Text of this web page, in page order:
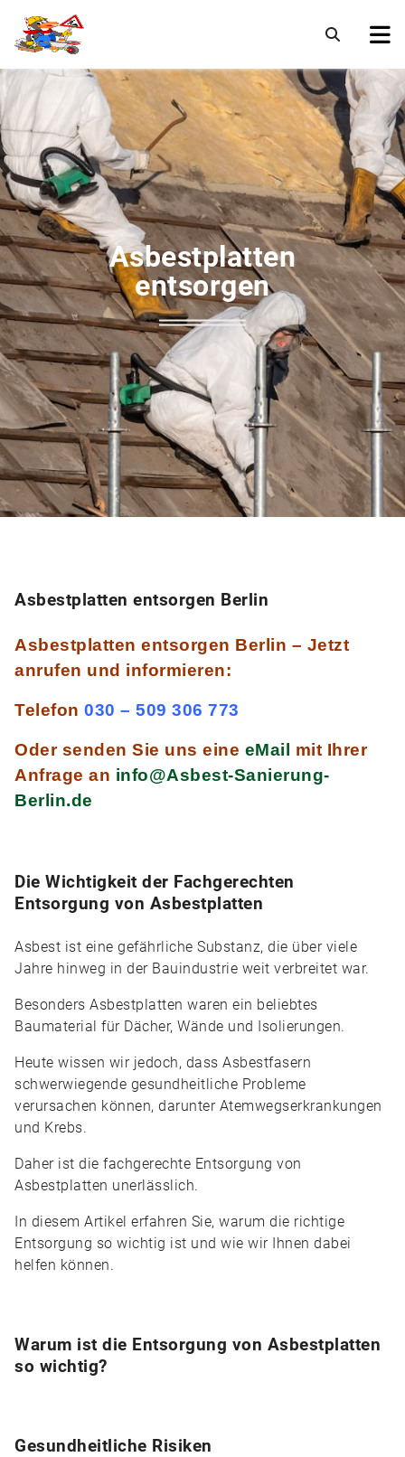
Asbestplatten
entsorgen
Asbestplatten entsorgen Berlin
Asbestplatten entsorgen Berlin – Jetzt
anrufen und informieren:
Telefon 030 – 509 306 773
Oder senden Sie uns eine eMail
mit Ihrer
Anfrage an info@Asbest-Sanierung-
Berlin.de
Die Wichtigkeit der Fachgerechten
Entsorgung von Asbestplatten
Asbest ist eine gefährliche Substanz, die über viele
Jahre hinweg in der Bauindustrie weit verbreitet war.
Besonders Asbestplatten waren ein beliebtes
Baumaterial für Dächer, Wände und Isolierungen.
Heute wissen wir jedoch, dass Asbestfasern
schwerwiegende gesundheitliche Probleme
verursachen können, darunter Atemwegserkrankungen
und Krebs.
Daher ist die fachgerechte Entsorgung von
Asbestplatten unerlässlich.
In diesem Artikel erfahren Sie, warum die richtige
Entsorgung so wichtig ist und wie wir Ihnen dabei
helfen können.
Warum ist die Entsorgung von Asbestplatten
so wichtig?
Gesundheitliche Risiken